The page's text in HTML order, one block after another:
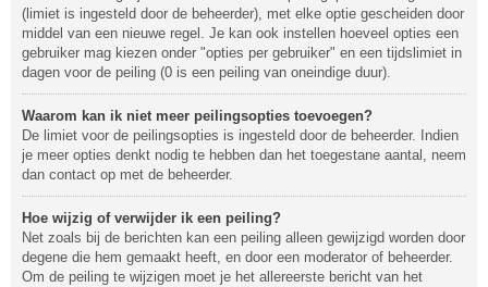
(limiet is ingesteld door de beheerder), met elke optie gescheiden door
middel van een nieuwe regel. Je kan ook instellen hoeveel opties een
gebruiker mag kiezen onder "opties per gebruiker" en een tijdslimiet in
dagen voor de peiling (0 is een peiling van oneindige duur).
Waarom kan ik niet meer peilingsopties toevoegen?
De limiet voor de peilingsopties is ingesteld door de beheerder. Indien
je meer opties denkt nodig te hebben dan het toegestane aantal, neem
dan contact op met de beheerder.
Hoe wijzig of verwijder ik een peiling?
Net zoals bij de berichten kan een peiling alleen gewijzigd worden door
degene die hem gemaakt heeft, en door een moderator of beheerder.
Om de peiling te wijzigen moet je het allereerste bericht van het